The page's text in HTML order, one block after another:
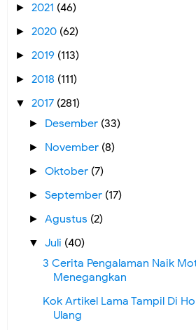
► 2021 (46)
► 2020 (62)
► 2019 (113)
► 2018 (111)
▼ 2017 (281)
► Desember (33)
► November (8)
►Oktober (7)
►September (17)
►Agustus (2)
▼Juli (40)
3 Cerita Pengalaman Naik
Menegangkan
Kok Artikel Lama Tampil Di
Ulang